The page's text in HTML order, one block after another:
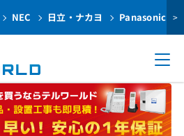
NEC 日立・ナカヨ Panasonic >